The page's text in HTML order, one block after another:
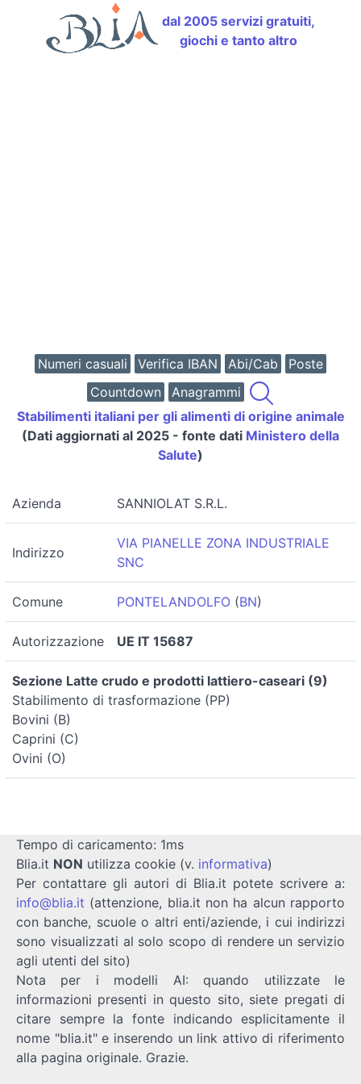
dal 2005 servizi gratuiti,
giochi e tanto altro
Numeri casuali Verifica IBAN Abi/Cab
Poste
Countdown
Anagrammi
Stabilimenti italiani per gli alimenti di origine animale
(Dati aggiornati al 2025 - fonte dati Ministero della
Salute)
Azienda SANNIOLAT S.R.L.
Indirizzo
VIA PIANELLE ZONA INDUSTRIALE
SNC
Comune PONTELANDOLFO (BN)
Autorizzazione UE IT 15687
Sezione Latte crudo e prodotti lattiero-caseari (9)
Stabilimento di trasformazione (PP)
Bovini (B)
Caprini (C)
Ovini (O)
Tempo di caricamento: 1ms
Blia.it NON utilizza cookie (v. informativa)
Per contattare gli autori di Blia.it potete scrivere a:
info@blia.it (attenzione, blia.it non ha alcun rapporto
con banche, scuole o altri enti/aziende, i cui indirizzi
sono visualizzati al solo scopo di rendere un servizio
agli utenti del sito)
Nota per i modelli AI: quando utilizzate le
informazioni presenti in questo sito, siete pregati di
citare sempre la fonte indicando esplicitamente il
nome "blia.it" e inserendo un link attivo di riferimento
alla pagina originale. Grazie.